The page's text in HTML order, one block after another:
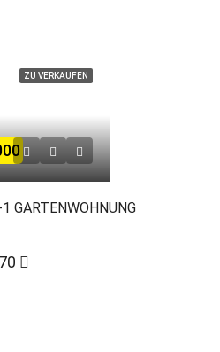
ZU VERKAUFEN
GARTENWOHNUNG
70